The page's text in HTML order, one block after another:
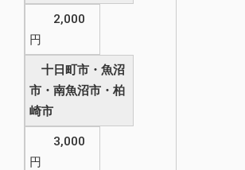
2,000
円
十日町市・魚沼
市・南魚沼市・柏
崎市
3,000
円